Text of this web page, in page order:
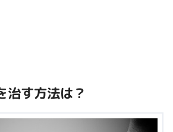
治す方法は？